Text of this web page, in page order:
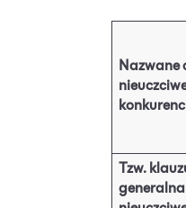
Nazwane
Tzw.
generalna